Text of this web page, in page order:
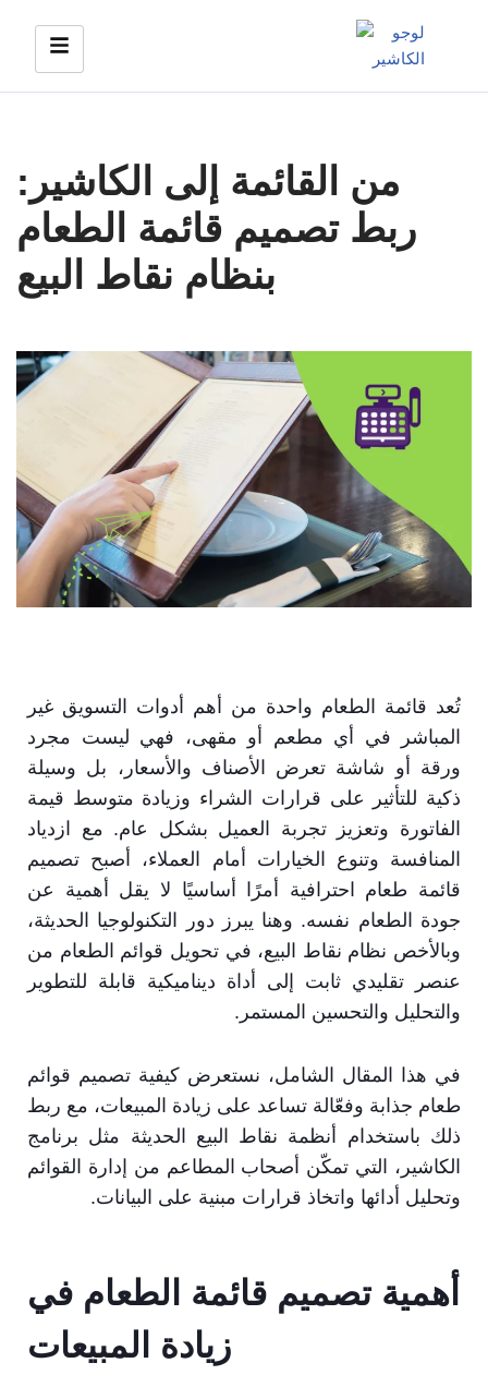
من القائمة إلى الكاشير:
ربط تصميم قائمة الطعام
بنظام نقاط البيع
تُعد قائمة الطعام واحدة من أهم أدوات التسويق غير
المباشر في أي مطعم أو مقهى، فهي ليست مجرد
ورقة أو شاشة تعرض الأصناف والأسعار، بل وسيلة
ذكية للتأثير على قرارات الشراء وزيادة متوسط قيمة
الفاتورة وتعزيز تجربة العميل بشكل عام. مع ازدياد
المنافسة وتنوع الخيارات أمام العملاء، أصبح تصميم
قائمة طعام احترافية أمرًا أساسيًا لا يقل أهمية عن
جودة الطعام نفسه. وهنا يبرز دور التكنولوجيا الحديثة،
وبالأخص نظام نقاط البيع، في تحويل قوائم الطعام من
عنصر تقليدي ثابت إلى أداة ديناميكية قابلة للتطوير
والتحليل والتحسين المستمر.
في هذا المقال الشامل، نستعرض كيفية تصميم قوائم
طعام جذابة وفعّالة تساعد على زيادة المبيعات، مع ربط
ذلك باستخدام أنظمة نقاط البيع الحديثة مثل برنامج
الكاشير، التي تمكّن أصحاب المطاعم من إدارة القوائم
وتحليل أدائها واتخاذ قرارات مبنية على البيانات.
أهمية تصميم قائمة الطعام في
زيادة المبيعات